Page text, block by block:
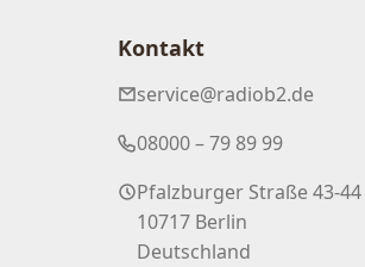
Kontakt
service@radiob2.de
08000 – 79 89 99
Pfalzburger Straße 43-44
10717 Berlin
Deutschland